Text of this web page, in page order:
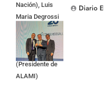
Nación), Luis
Maria Degrossi
(Presidente de
Apres Salud) y
Cristian Mazza
(Presidente de
ALAMI)
Diario